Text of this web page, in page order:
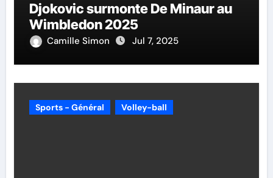
Djokovic surmonte De Minaur au
Wimbledon 2025
Camille Simon Jul 7, 2025
Sports - Général Volley-ball